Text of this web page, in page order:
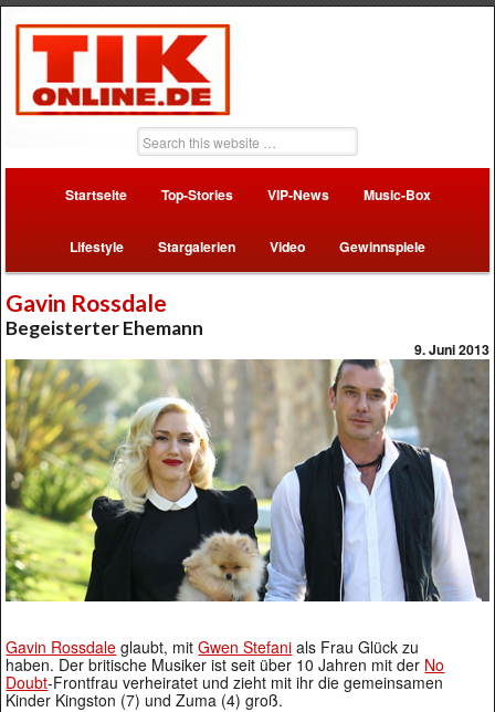
Startseite Top-Stories VIP-News Music-Box
Lifestyle Stargalerien Video Gewinnspiele
Gavin Rossdale
Begeisterter Ehemann
9. Juni 2013
Gavin Rossdale glaubt, mitGwen Stefani als Frau Glück zu
haben. Der britische Musiker ist seit über 10 Jahren mit der No
Doubt-Frontfrau verheiratet und zieht mit ihr die gemeinsamen
Kinder Kingston (7) und Zuma (4) groß.